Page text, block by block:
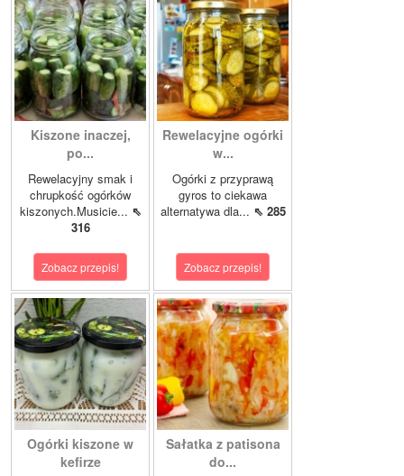
Kiszone inaczej,
po...
Rewelacyjny smak i
chrupkość ogórków
kiszonych.Musicie... ⇖
316
Zobacz przepis!
Rewelacyjne ogórki
w...
Ogórki z przyprawą
gyros to ciekawa
alternatywa dla... ⇖ 285
Zobacz przepis!
Ogórki kiszone w
kefirze
Sałatka z patisona
do...